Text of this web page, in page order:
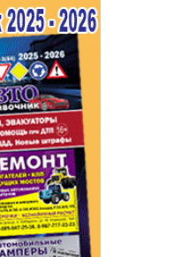
Телекоммуникации и связь
Торговля
Бизнес и финансы
Юристы, Экспертиза, Страхование